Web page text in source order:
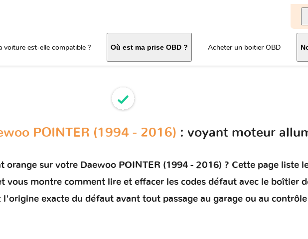
voiture est-elle compatible ? Où est ma prise OBD ? Acheter un boitier OBD
POINTER (1994 - 2016) : voyant moteur
orange sur votre Daewoo POINTER (1994 - 2016) ? Cette page liste
vous montre comment lire et effacer les codes défaut avec le boîtier
exacte du défaut avant tout passage au garage ou au